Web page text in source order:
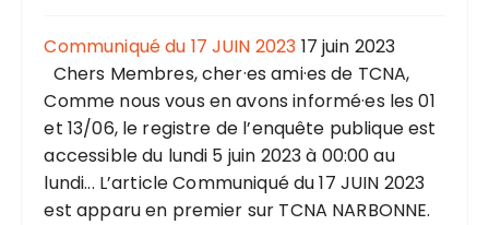
Communiqué du 17 JUIN 2023 17 juin 2023
Chers Membres, cher·es ami·es de TCNA,
Comme nous vous en avons informé·es les 01
et 13/06, le registre de l’enquête publique est
accessible du lundi 5 juin 2023 à 00:00 au
lundi... L’article Communiqué du 17 JUIN 2023
est apparu en premier sur TCNA NARBONNE.